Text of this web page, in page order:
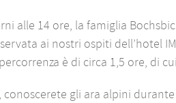
alle 14 ore, la famiglia
ai nostri ospiti dell’hotel
è di circa 1,5 ore, di
gli ara alpini